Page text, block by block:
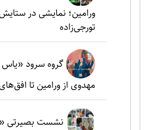
ورامین؛ نمایشی در
تورجی‌زاده
گروه سرود
مهدوی از ورامین تا
نشست بصیرتی